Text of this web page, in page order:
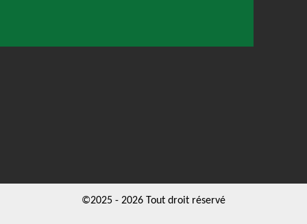
©2025 - 2026 Tout droit réservé